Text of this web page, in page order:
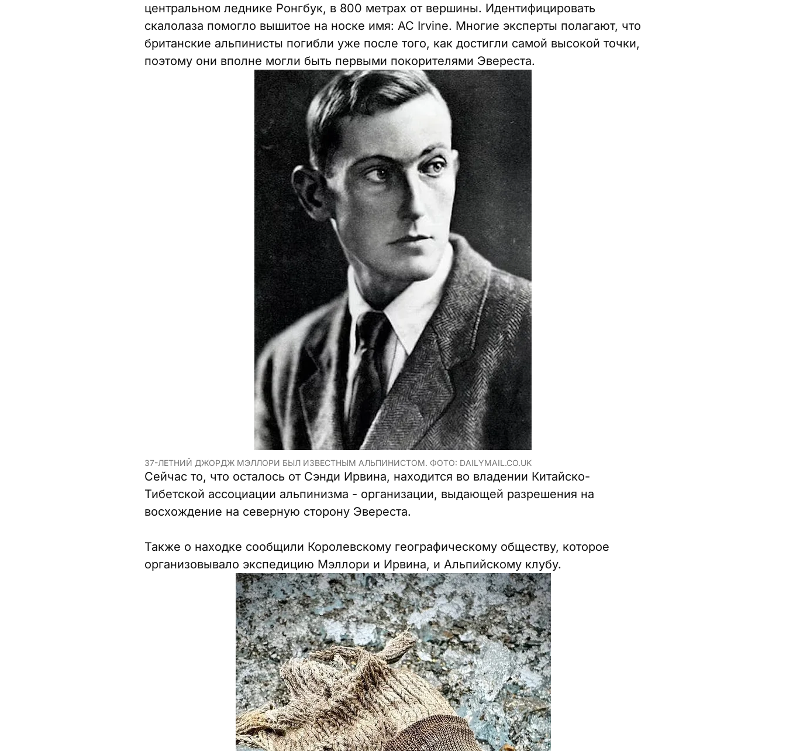
центральном леднике Ронгбук, в 800 метрах от вершины. Идентифицировать
скалолаза помогло вышитое на носке имя: AC Irvine. Многие эксперты полагают, что
британские альпинисты погибли уже после того, как достигли самой высокой точки,
поэтому они вполне могли быть первыми покорителями Эвереста.
37-ЛЕТНИЙ ДЖОРДЖ МЭЛЛОРИ БЫЛ ИЗВЕСТНЫМ АЛЬПИНИСТОМ. ФОТО: DAILYMAIL.CO.UK
Сейчас то, что осталось от Сэнди Ирвина, находится во владении Китайско-
Тибетской ассоциации альпинизма - организации, выдающей разрешения на
восхождение на северную сторону Эвереста.
Также о находке сообщили Королевскому географическому обществу, которое
организовывало экспедицию Мэллори и Ирвина, и Альпийскому клубу.